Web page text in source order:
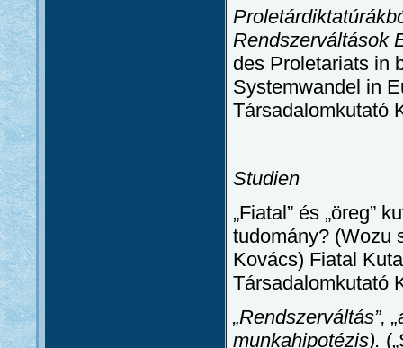
Rendszerváltások
des Proletariats in
Systemwandel in
Társadalomkutató
Studien
„Fiatal” és „öreg”
tudomány? (Wozu
Kovács) Fiatal
Társadalomkutató
„Rendszerváltás”,
munkahipotézis).